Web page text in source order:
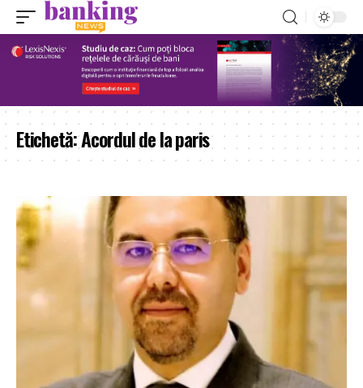
Etichetă:Acordul de la paris